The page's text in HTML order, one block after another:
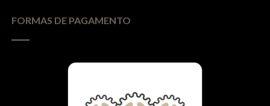
FORMAS DE PAGAMENTO